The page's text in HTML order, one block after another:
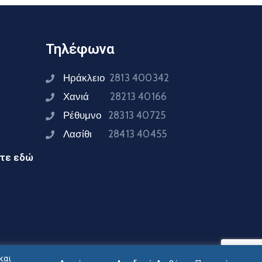
εδώ
Τηλέφωνα
Ηράκλειο 2813 400342
Χανιά 28213 40166
Ρέθυμνο 28313 40725
Λασίθι 28413 40455